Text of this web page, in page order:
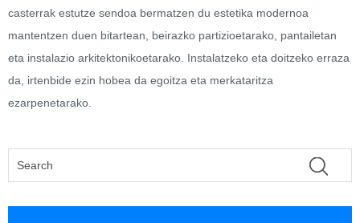
casterrak estutze sendoa bermatzen du estetika modernoa
mantentzen duen bitartean, beirazko partizioetarako, pantailetan
eta instalazio arkitektonikoetarako. Instalatzeko eta doitzeko erraza
da, irtenbide ezin hobea da egoitza eta merkataritza
ezarpenetarako.